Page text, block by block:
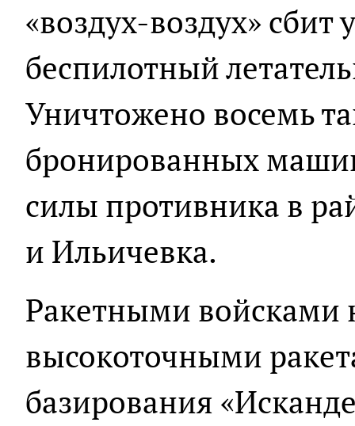
«воздух-воздух» сбит
беспилотный
Уничтожено восемь
бронированных
силы противника в
и Ильичевка.
Ракетными войсками
высокоточными
базирования